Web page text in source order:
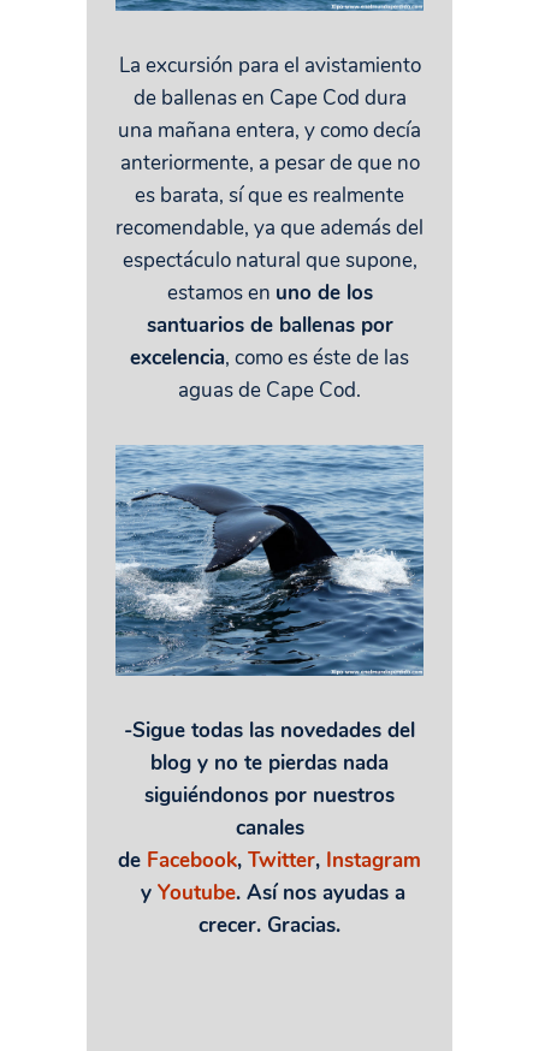
La excursión para el avistamiento
de ballenas en Cape Cod dura
una mañana entera, y como decía
anteriormente, a pesar de que no
es barata, sí que es realmente
recomendable, ya que además del
espectáculo natural que supone,
estamos en uno de los
santuarios de ballenas por
excelencia, como es éste de las
aguas de Cape Cod.
-Sigue todas las novedades del
blog y no te pierdas nada
siguiéndonos por nuestros
canales
de Facebook, Twitter, Instagram
y Youtube. Así nos ayudas a
crecer. Gracias.